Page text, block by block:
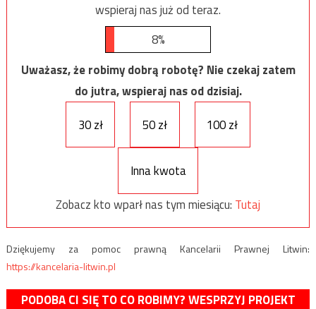
wspieraj nas już od teraz.
8%
Uważasz, że robimy dobrą robotę? Nie czekaj zatem
do jutra, wspieraj nas od dzisiaj.
30 zł
50 zł 100 zł
Inna kwota
Zobacz kto wparł nas tym miesiącu: Tutaj
Dziękujemy za pomoc prawną Kancelarii Prawnej Litwin:
https://kancelaria-litwin.pl
PODOBA CI SIĘ TO CO ROBIMY? WESPRZYJ PROJEKT